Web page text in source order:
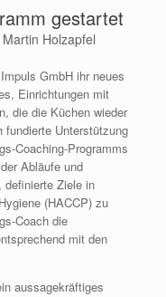
gestartet
Martin Holzapfel
GmbH ihr neues
Einrichtungen mit
die die Küchen wieder
fundierte Unterstützung
Coaching-Programms
Abläufe und
definierte Ziele in
(HACCP) zu
Coach die
mit den
aussagekräftiges